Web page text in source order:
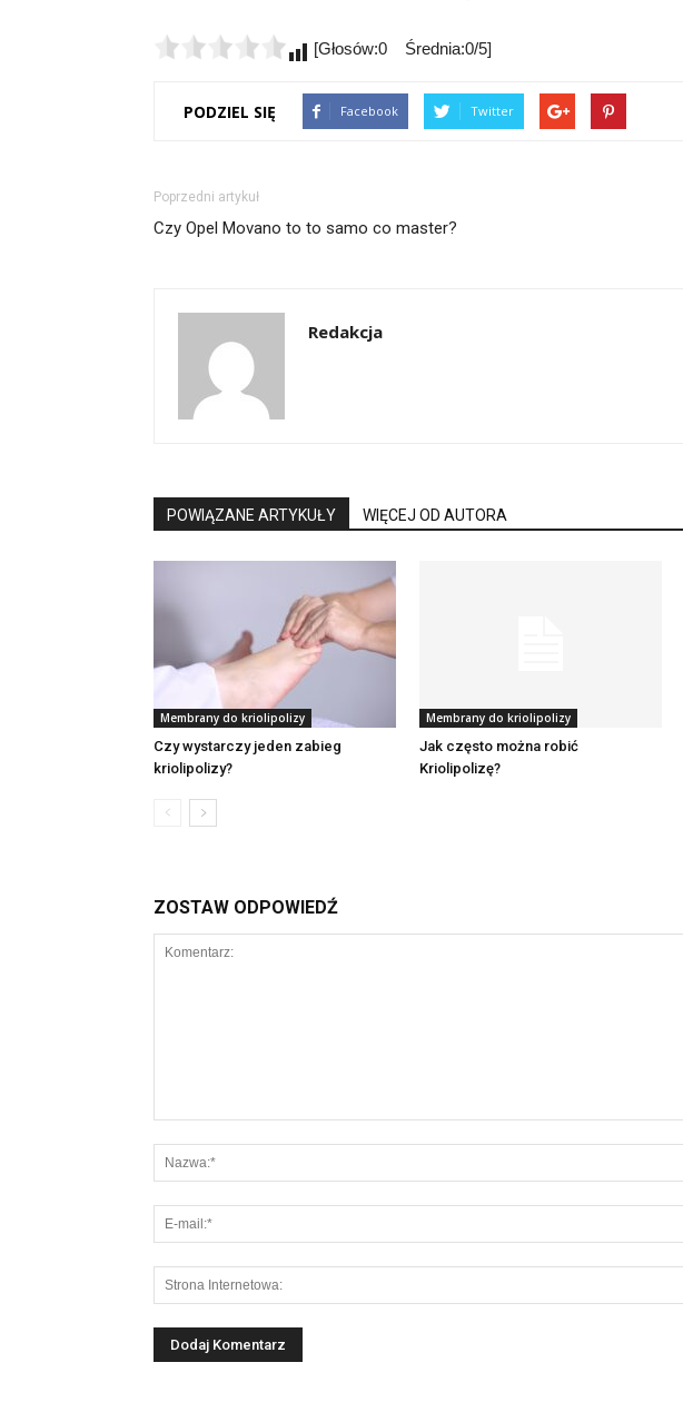
[Głosów:0 Średnia:0/5]
PODZIEL SIĘ Facebook Twitter
Poprzedni artykuł
Czy Opel Movano to to samo co master?
Redakcja
POWIĄZANE ARTYKUŁY WIĘCEJ OD AUTORA
Membrany do kriolipolizy
Czy wystarczy jeden zabieg
kriolipolizy?
Membrany do kriolipolizy
Jak często można robić
Kriolipolizę?
ZOSTAW ODPOWIEDŹ